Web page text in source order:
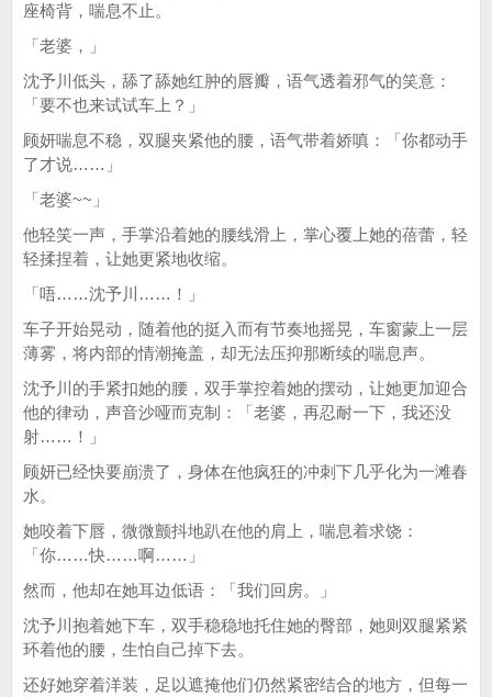
座椅背，喘息不止。
「老婆，」
沈予川低头，舔了舔她红肿的唇瓣，语气透着邪气的笑意：
「要不也来试试车上？」
顾妍喘息不稳，双腿夹紧他的腰，语气带着娇嗔：「你都动手
了才说……」
「老婆~~」
他轻笑一声，手掌沿着她的腰线滑上，掌心覆上她的蓓蕾，轻
轻揉捏着，让她更紧地收缩。
「唔……沈予川……！」
车子开始晃动，随着他的挺入而有节奏地摇晃，车窗蒙上一层
薄雾，将内部的情潮掩盖，却无法压抑那断续的喘息声。
沈予川的手紧扣她的腰，双手掌控着她的摆动，让她更加迎合
他的律动，声音沙哑而克制：「老婆，再忍耐一下，我还没
射……！」
顾妍已经快要崩溃了，身体在他疯狂的冲刺下几乎化为一滩春
水。
她咬着下唇，微微颤抖地趴在他的肩上，喘息着求饶：
「你……快……啊……」
然而，他却在她耳边低语：「我们回房。」
沈予川抱着她下车，双手稳稳地托住她的臀部，她则双腿紧紧
环着他的腰，生怕自己掉下去。
还好她穿着洋装，足以遮掩他们仍然紧密结合的地方，但每一